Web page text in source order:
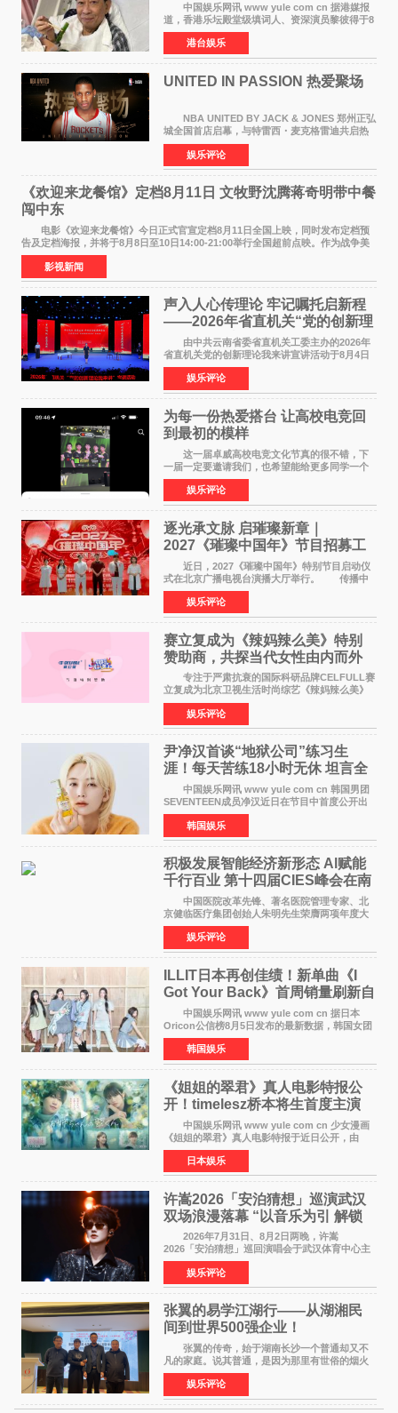
中国娱乐网讯 www yule com cn 据港媒报
道，香港乐坛殿堂级填词人、资深演员黎彼得于8
月5日上午因病离世，终年76岁。好友钟志光透
露，黎彼得今年3月中风后便卧床休养，身体机能
持续衰退，最
港台娱乐
UNITED IN PASSION 热爱聚场
NBA UNITED BY JACK & JONES 郑州正弘
城全国首店启幕，与特雷西・麦克格雷迪共启热
爱 2026 年7 月21 日，
NBAUNITEDBYJACK&JONES 全国首店，于郑
州正弘城正式启幕。NBA 传奇球星
娱乐评论
《欢迎来龙餐馆》定档8月11日 文牧野沈腾蒋奇明带中餐
闯中东
电影《欢迎来龙餐馆》今日正式官宣定档8月11日全国上映，同时发布定档预
告及定档海报，并将于8月8日至10日14:00-21:00举行全国超前点映。作为战争美
食大片，影片讲述的是中国厨师徐福（沈腾
影视新闻
声入人心传理论 牢记嘱托启新程
——2026年省直机关“党的创新理
论我来讲”宣讲活动圆满落幕
由中共云南省委省直机关工委主办的2026年
省直机关党的创新理论我来讲宣讲活动于8月4日
至5日在昆明举办。活动以 "牢记嘱托 感恩奋进
开创云南发展新局面 "为主题，坚持以新时代中国
特色社会主义
娱乐评论
为每一份热爱搭台 让高校电竞回
到最初的模样
这一届卓威高校电竞文化节真的很不错，下
一届一定要邀请我们，也希望能给更多同学一个
来到现场的机会。 2026卓威高校电竞文化节
已经落下帷幕，在活动结束后，仍有不少高校电
竞社负责人和现
娱乐评论
逐光承文脉 启璀璨新章｜
2027《璀璨中国年》节目招募工
作圆满启动
近日，2027《璀璨中国年》特别节目启动仪
式在北京广播电视台演播大厅举行。 传播中
华优秀传统文化，弘扬纯正国风艺术，打造高规
格、高质感、正能量的文艺盛典，是璀璨中国年
矢志不渝的初心
娱乐评论
赛立复成为《辣妈辣么美》特别
赞助商，共探当代女性由内而外
活力美
专注于严肃抗衰的国际科研品牌CELFULL赛
立复成为北京卫视生活时尚综艺《辣妈辣么美》
的特别赞助商,明星辣妈袁咏仪倾情参与，向广大
都市女性传递健康生活新主张，寄语当代女性在
家庭与自我之间
娱乐评论
尹净汉首谈“地狱公司”练习生
涯！每天苦练18小时无休 坦言全
靠成员撑过来
中国娱乐网讯 www yule com cn 韩国男团
SEVENTEEN成员净汉近日在节目中首度公开出
道前的残酷练习生经历，并提及经纪公司Pledis
娱乐，引发广泛关注。 在8月2日播出的日本
TBS综艺节目《周
韩国娱乐
积极发展智能经济新形态 Al赋能
千行百业 第十四届CIES峰会在南
京盛大召开
中国医院改革先锋、著名医院管理专家、北
京健临医疗集团创始人朱明先生荣膺两项年度大
奖 2026年7月31日，盛夏金陵，长江之畔，
以重落地·真务实·强链接为主题的2026&lsquo;人
工智能+&rsquo
娱乐评论
ILLIT日本再创佳绩！新单曲《I
Got Your Back》首周销量刷新自
身纪录
中国娱乐网讯 www yule com cn 据日本
Oricon公信榜8月5日发布的最新数据，韩国女团
ILLIT在日本发行的第二张单曲《I Got Your
Back》首周销量达到71,009张，成功跻身最新一
期周单曲排行
韩国娱乐
《姐姐的翠君》真人电影特报公
开！timelesz桥本将生首度主演
12月4日上映
中国娱乐网讯 www yule com cn 少女漫画
《姐姐的翠君》真人电影特报于近日公开，由
timelesz成员桥本将生担任主演，这也是他首次
担任电影主演，引发高度关注。 女高中生咲
苗翠（中岛瑠菜
日本娱乐
许嵩2026「安泊猜想」巡演武汉
双场浪漫落幕 “以音乐为引 解锁
江城记忆”
2026年7月31日、8月2日两晚，许嵩
2026「安泊猜想」巡回演唱会于武汉体育中心主
体育场盛大开唱。许嵩与数万歌迷在此相聚，从
浪漫惬意的舞台设计到充满诚意与惊喜的现场互
动，共同开启了一场关于
娱乐评论
张翼的易学江湖行——从湖湘民
间到世界500强企业！
张翼的传奇，始于湖南长沙一个普通却又不
凡的家庭。说其普通，是因为那里有世俗的烟火
气；说其不凡，是因为家中有一位洞悉天地玄机
的长者——他的爷爷。作为当地的风水师，爷爷
是张翼走进易学
娱乐评论